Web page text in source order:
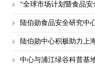
“全球市场计划暨食品
陆伯勋食品安全研究中
陆伯勋中心积极助力上
中心与浦江绿谷科普基